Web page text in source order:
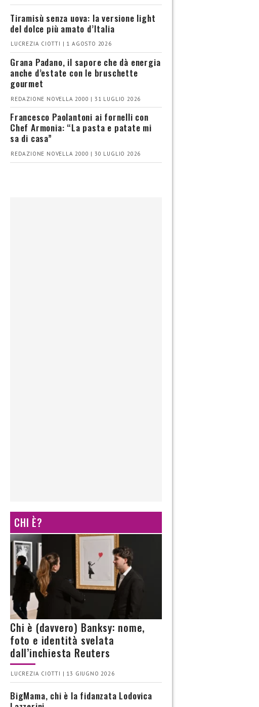
Tiramisù senza uova: la versione light
del dolce più amato d’Italia
LUCREZIA CIOTTI | 1 AGOSTO 2026
Grana Padano, il sapore che dà energia
anche d’estate con le bruschette
gourmet
REDAZIONE NOVELLA 2000 | 31 LUGLIO 2026
Francesco Paolantoni ai fornelli con
Chef Armonia: “La pasta e patate mi
sa di casa”
REDAZIONE NOVELLA 2000 | 30 LUGLIO 2026
CHI È?
Chi è (davvero) Banksy: nome,
foto e identità svelata
dall’inchiesta Reuters
LUCREZIA CIOTTI | 13 GIUGNO 2026
BigMama, chi è la fidanzata Lodovica